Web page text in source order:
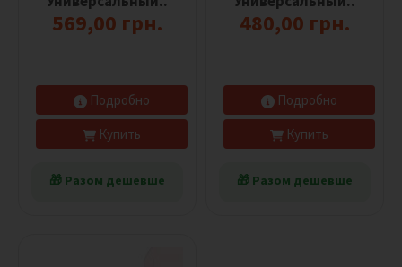
Черный
Розовый
Коричневый
569,00 грн.
Подробно
Купить
🎁 Разом дешевше
480,00 грн.
Подробно
Купить
🎁 Разом дешевше